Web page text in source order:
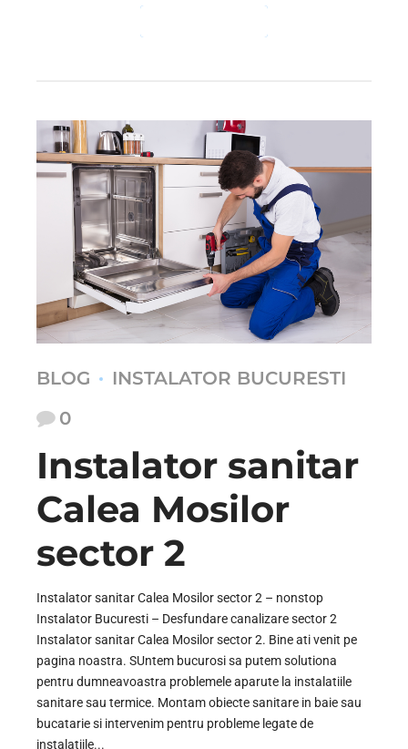
BLOG
INSTALATOR BUCURESTI
0
Instalator sanitar
Calea Mosilor
sector 2
Instalator sanitar Calea Mosilor sector 2 – nonstop
Instalator Bucuresti – Desfundare canalizare sector 2
Instalator sanitar Calea Mosilor sector 2. Bine ati venit pe
pagina noastra. SUntem bucurosi sa putem solutiona
pentru dumneavoastra problemele aparute la instalatiile
sanitare sau termice. Montam obiecte sanitare in baie sau
bucatarie si intervenim pentru probleme legate de
instalatiile...